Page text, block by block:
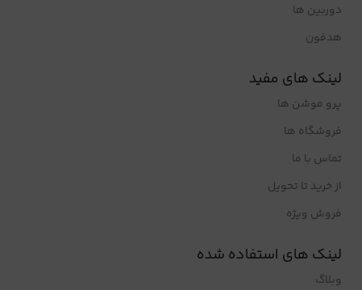
دوربین ها
هدفون
لینک های مفید
پرو موشن ها
فروشگاه ها
تماس با ما
از خرید تا تحویل
فروش ویژه
لینک های استفاده شده
وبلاگ